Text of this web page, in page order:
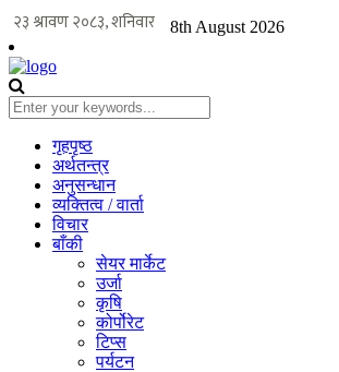
8th August 2026
गृहपृष्ठ
अर्थतन्त्र
अनुसन्धान
व्यक्तित्व / वार्ता
विचार
बाँकी
सेयर मार्केट
उर्जा
कृषि
कोर्पोरेट
टिप्स
पर्यटन